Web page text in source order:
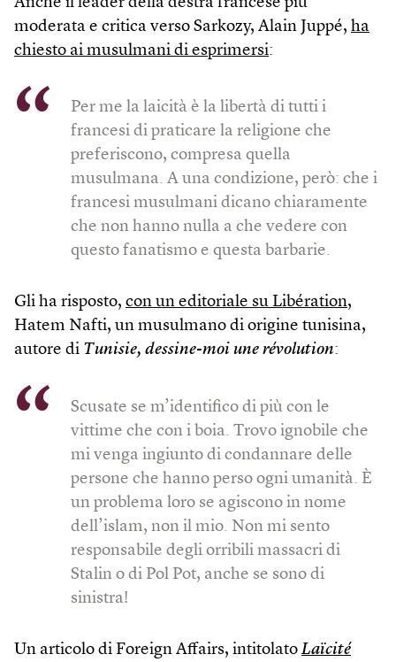
moderata e critica verso Sarkozy, Alain Juppé, ha
chiesto ai musulmani di esprimersi:
Per me la laicità è la libertà di tutti i
francesi di praticare la religione che
preferiscono, compresa quella
musulmana. A una condizione, però: che i
francesi musulmani dicano chiaramente
che non hanno nulla a che vedere con
questo fanatismo e questa barbarie.
Gli ha risposto, con un editoriale su Libération,
Hatem Nafti, un musulmano di origine tunisina,
autore di Tunisie, dessine-moi une révolution:
Scusate se m’identifico di più con le
vittime che con i boia. Trovo ignobile che
mi venga ingiunto di condannare delle
persone che hanno perso ogni umanità. È
un problema loro se agiscono in nome
dell’islam, non il mio. Non mi sento
responsabile degli orribili massacri di
Stalin o di Pol Pot, anche se sono di
sinistra!
Un articolo di Foreign Affairs, intitolato Laïcité